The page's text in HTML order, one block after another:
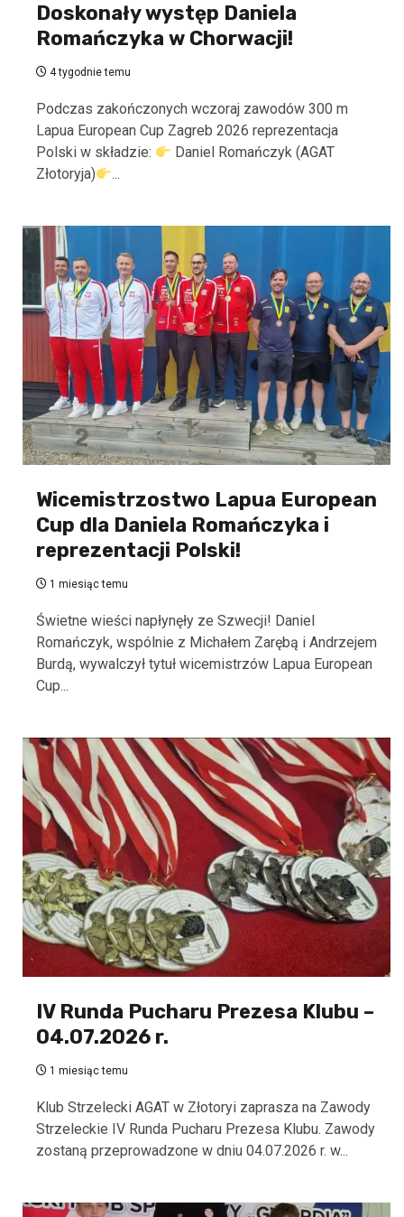
Doskonały występ Daniela
Romańczyka w Chorwacji!
4 tygodnie temu
Podczas zakończonych wczoraj zawodów 300 m
Lapua European Cup Zagreb 2026 reprezentacja
Polski w składzie:
Daniel Romańczyk (AGAT
Złotoryja)
...
Wicemistrzostwo Lapua European
Cup dla Daniela Romańczyka i
reprezentacji Polski!
1 miesiąc temu
Świetne wieści napłynęły ze Szwecji! Daniel
Romańczyk, wspólnie z Michałem Zarębą i Andrzejem
Burdą, wywalczył tytuł wicemistrzów Lapua European
Cup...
IV Runda Pucharu Prezesa Klubu –
04.07.2026 r.
1 miesiąc temu
Klub Strzelecki AGAT w Złotoryi zaprasza na Zawody
Strzeleckie IV Runda Pucharu Prezesa Klubu. Zawody
zostaną przeprowadzone w dniu 04.07.2026 r. w...